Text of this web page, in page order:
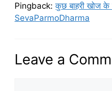
Pingback:कुछ बाहरी खोज
SevaParmoDharma
Leave a